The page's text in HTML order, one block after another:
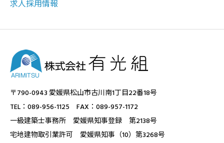
求人採用情報
〒790-0943 愛媛県松山市古川南1丁目22番18号
TEL：089-956-1125 FAX：089-957-1172
一級建築士事務所 愛媛県知事登録 第2138号
宅地建物取引業許可 愛媛県知事（10）第3268号